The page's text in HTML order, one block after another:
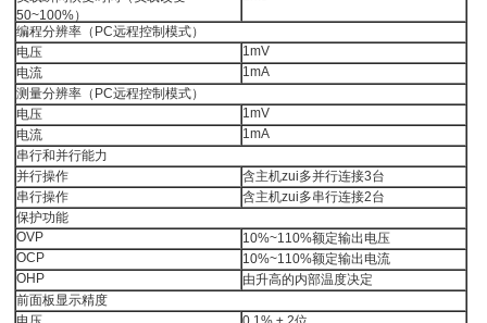
50~100%）
编程分辨率（PC远程控制模式）
电压
1mV
电流
1mA
测量分辨率（PC远程控制模式）
电压
1mV
电流
1mA
串行和并行能力
并行操作
含主机zui多并行连接3台
串行操作
含主机zui多串行连接2台
保护功能
OVP
10%~110%额定输出电压
OCP
10%~110%额定输出电流
OHP
由升高的内部温度决定
前面板显示精度